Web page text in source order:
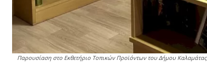
Παρουσίαση στο Εκθετήριο Τοπικών Προϊόντων του Δήμου Καλαμάτας